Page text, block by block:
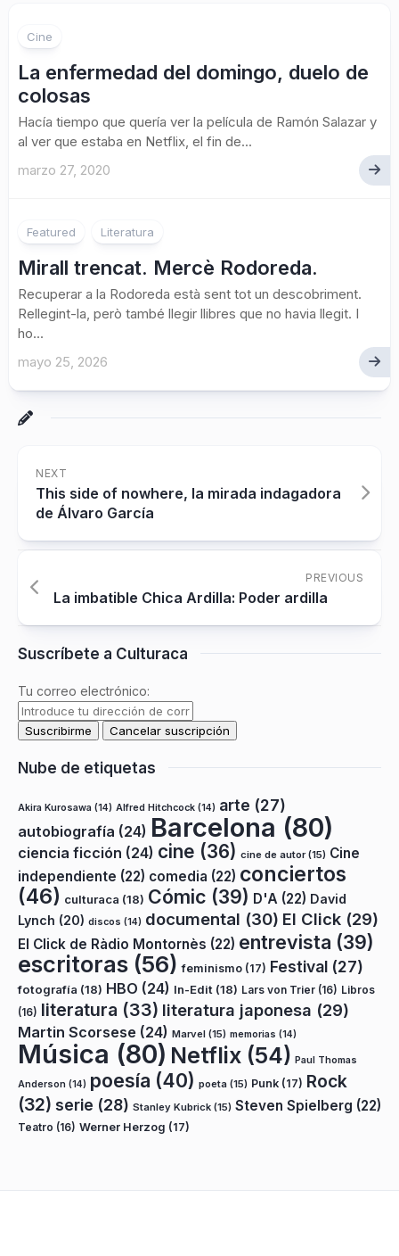
Cine
La enfermedad del domingo, duelo de
colosas
Hacía tiempo que quería ver la película de Ramón Salazar y
al ver que estaba en Netflix, el fin de...
marzo 27, 2020
Featured Literatura
Mirall trencat. Mercè Rodoreda.
Recuperar a la Rodoreda està sent tot un descobriment.
Rellegint-la, però també llegir llibres que no havia llegit. I
ho...
mayo 25, 2026
NEXT
This side of nowhere, la mirada indagadora
de Álvaro García
PREVIOUS
La imbatible Chica Ardilla: Poder ardilla
Suscríbete a Culturaca
Tu correo electrónico:
Nube de etiquetas
Akira Kurosawa (14) Alfred Hitchcock (14) arte (27)
autobiografía (24) Barcelona (80)
ciencia ficción (24) cine (36) cine de autor(15) Cine
independiente (22) comedia (22) conciertos
(46) culturaca (18) Cómic (39) D'A (22) David
Lynch (20) discos (14) documental (30) El Click (29)
El Click de Ràdio Montornès (22) entrevista (39)
escritoras (56) feminismo (17) Festival (27)
fotografía (18) HBO (24) In-Edit (18) Lars von Trier (16) Libros
(16) literatura (33) literatura japonesa (29)
Martin Scorsese (24) Marvel (15) memorias (14)
Música (80) Netflix (54) Paul Thomas
Anderson (14) poesía (40) poeta (15) Punk (17) Rock
(32) serie (28) Stanley Kubrick (15) Steven Spielberg (22)
Teatro (16) Werner Herzog (17)